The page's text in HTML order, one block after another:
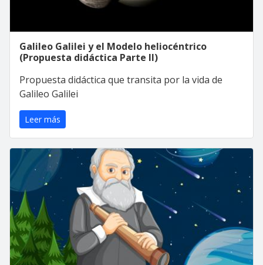
Galileo Galilei y el Modelo heliocéntrico
(Propuesta didáctica Parte II)
Propuesta didáctica que transita por la vida de
Galileo Galilei
Leer más